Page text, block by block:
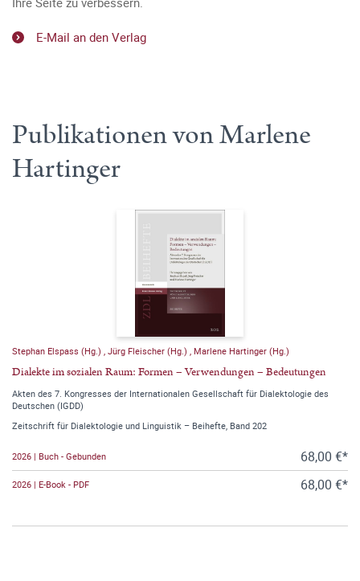
E-Mail an den Verlag
Publikationen von Marlene
Hartinger
Stephan Elspass (Hg.) Jürg Fleischer (Hg.) Marlene Hartinger (Hg.)
Dialekte im sozialen Raum: Formen – Verwendungen – Bedeutungen
Akten des 7. Kongresses der Internationalen Gesellschaft für Dialektologie des
Deutschen (IGDD)
Zeitschrift für Dialektologie und Linguistik – Beihefte, Band 202
2026 | Buch - Gebunden 68,00 €*
2026 | E-Book - PDF 68,00 €*